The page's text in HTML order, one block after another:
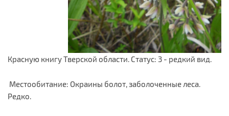
Красную книгу Тверской области. Статус: 3 - редкий вид.
Местообитание: Окраины болот, заболоченные леса.
Редко.